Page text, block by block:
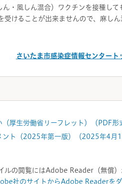
・風しん混合）ワクチンを接種して
受けることが出来ませんので、麻し
さいたま市感染症情報センタート
厚生労働省リーフレット）（PDF形
ント（2025年第一版）（2025年4
ルの閲覧にはAdobe Reader（無償
社のサイトからAdobe Readerをダ